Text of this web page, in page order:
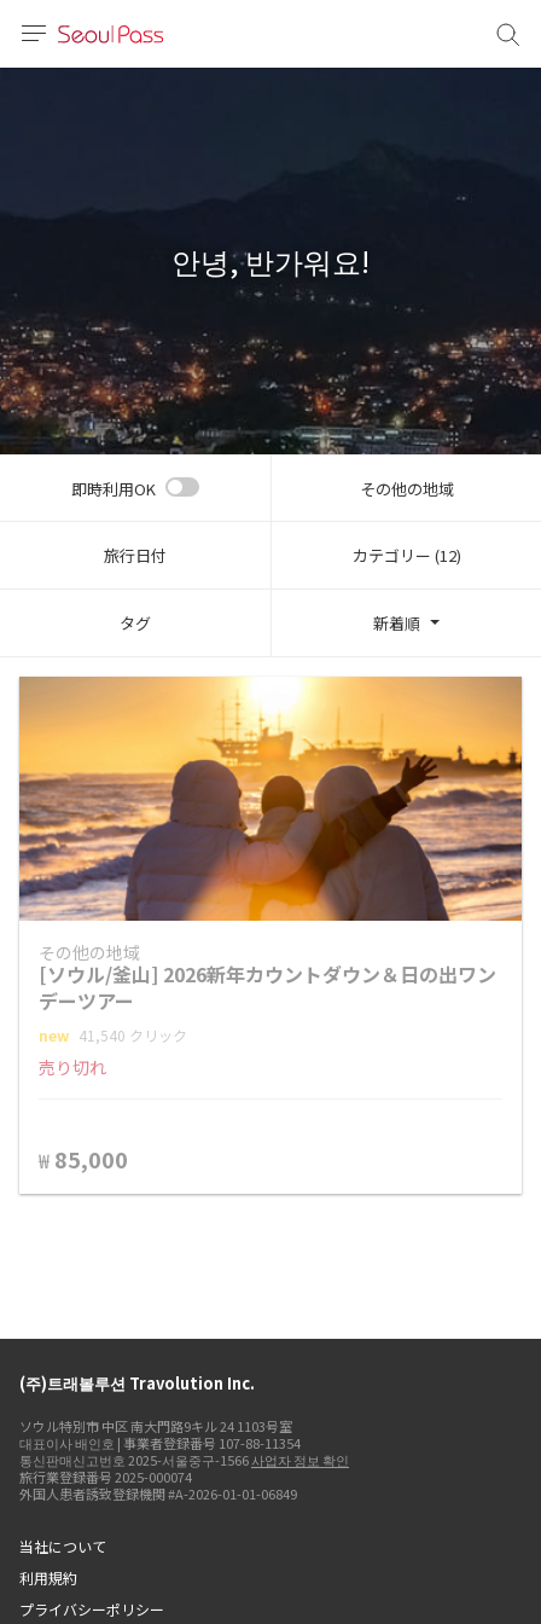
文 (台灣)
안녕, 반가워요!
即時利用OK その他の地域
旅行日付 カテゴリー (12)
タグ 新着順
その他の地域
[ソウル/釜山] 2026新年カウントダウン＆日の出ワン
デーツアー
new 41,540 クリック
売り切れ
₩ 85,000
(주)트래볼루션 Travolution Inc.
ソウル特別市 中区 南大門路9キル 24 1103号室
대표이사 배인호 | 事業者登録番号 107-88-11354
통신판매신고번호 2025-서울중구-1566사업자 정보 확인
旅行業登録番号 2025-000074
外国人患者誘致登録機関 #A-2026-01-01-06849
当社について
利用規約
プライバシーポリシー